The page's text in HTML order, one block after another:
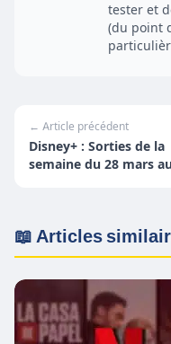
tester et
(du point
← Article précédent
Disney+ : Sorties de la
semaine du 28 mars
📖 Articles